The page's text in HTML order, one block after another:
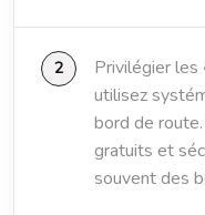
Privilégier les
utilisez
bord de
gratuits et
souvent des